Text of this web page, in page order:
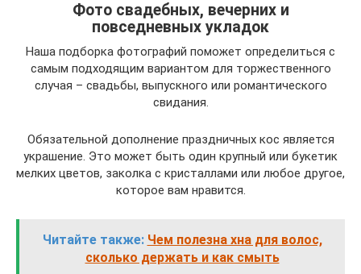
Фото свадебных, вечерних и
повседневных укладок
Наша подборка фотографий поможет определиться с
самым подходящим вариантом для торжественного
случая – свадьбы, выпускного или романтического
свидания.
Обязательной дополнение праздничных кос является
украшение. Это может быть один крупный или букетик
мелких цветов, заколка с кристаллами или любое другое,
которое вам нравится.
Читайте также: Чем полезна хна для волос,
сколько держать и как смыть